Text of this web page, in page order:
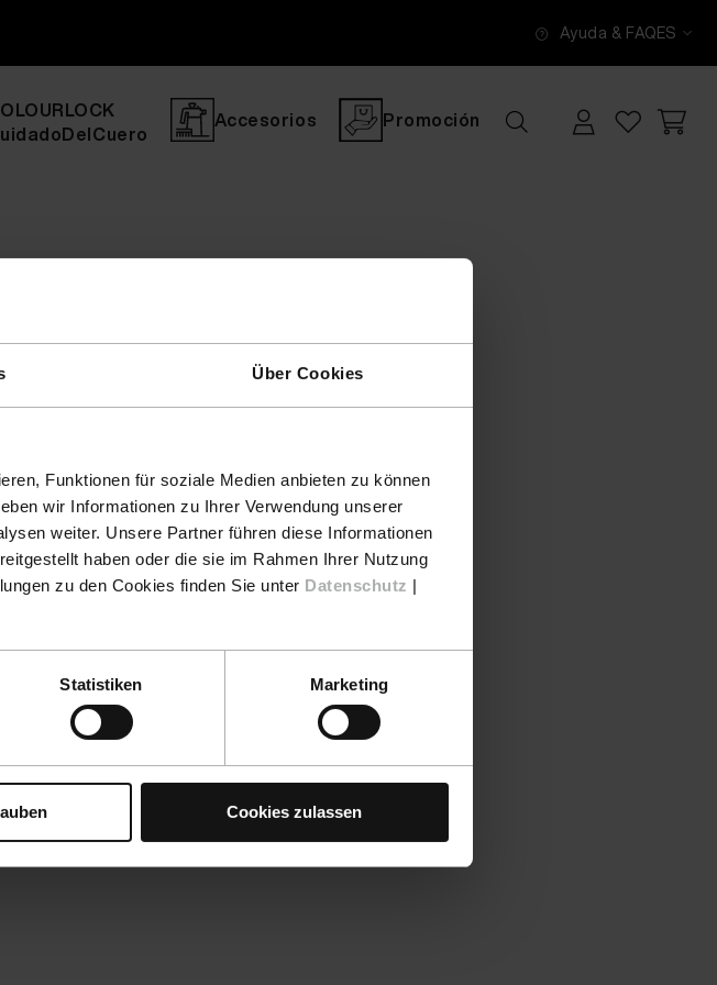
Über Cookies
Funktionen für soziale Medien anbieten zu können
wir Informationen zu Ihrer Verwendung unserer
weiter. Unsere Partner führen diese Informationen
haben oder die sie im Rahmen Ihrer Nutzung
zu den Cookies finden Sie unter Datenschutz |
Statistiken Marketing
Cookies zulassen
Ayuda & FAQES
Accesorios Promoción